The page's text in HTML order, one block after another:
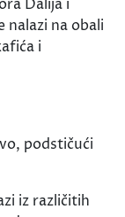
Dalija i
nalazi na obali
i
podstičući
iz različitih